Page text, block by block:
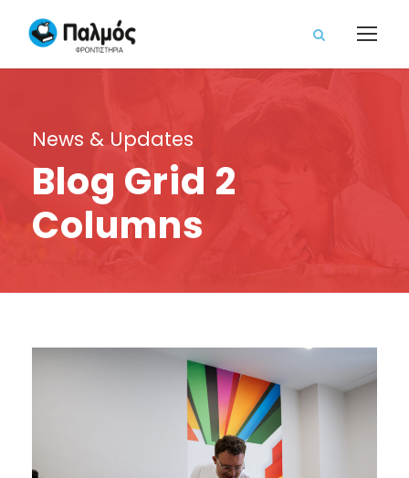
News & Updates
Blog Grid 2
Columns